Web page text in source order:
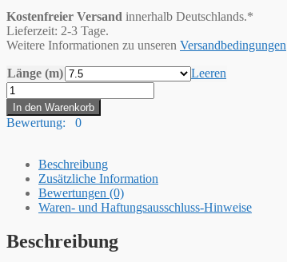
Kostenfreier Versand innerhalb Deutschlands.*
Lieferzeit: 2-3 Tage.
Weitere Informationen zu unseren Versandbedingungen
Länge (m)
Leeren
Hummelt®
SilverLine-
Rope
Baumwollseil
8mm
hellblau
Menge
In den Warenkorb
Bewertung: 0
Beschreibung
Zusätzliche Information
Bewertungen (0)
Waren- und Haftungsausschluss-Hinweise
Beschreibung